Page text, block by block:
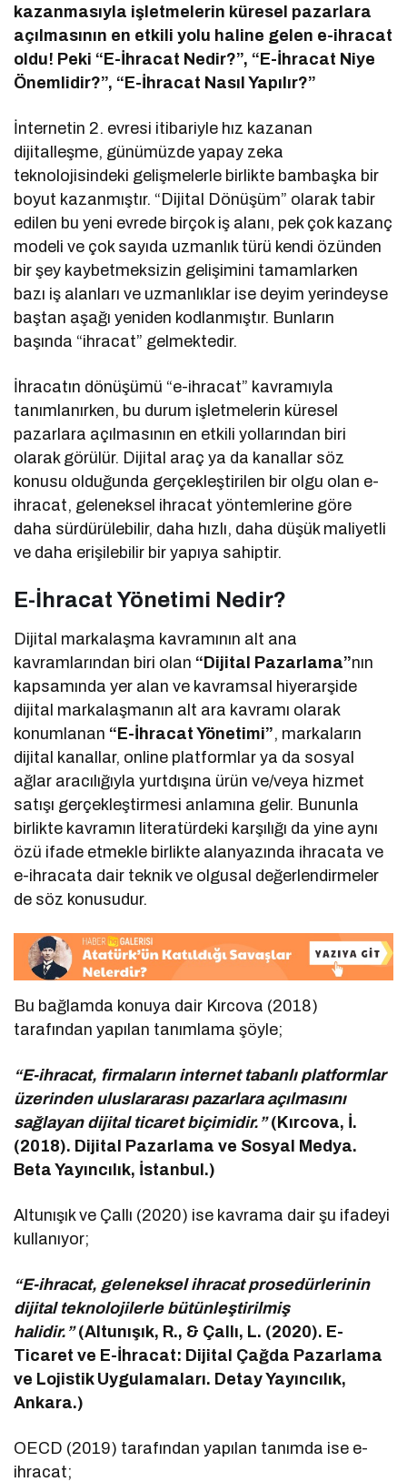
kazanmasıyla işletmelerin küresel pazarlara
açılmasının en etkili yolu haline gelen e-ihracat
oldu! Peki “E-İhracat Nedir?”, “E-İhracat Niye
Önemlidir?”, “E-İhracat Nasıl Yapılır?”
İnternetin 2. evresi itibariyle hız kazanan
dijitalleşme, günümüzde yapay zeka
teknolojisindeki gelişmelerle birlikte bambaşka bir
boyut kazanmıştır. “Dijital Dönüşüm” olarak tabir
edilen bu yeni evrede birçok iş alanı, pek çok kazanç
modeli ve çok sayıda uzmanlık türü kendi özünden
bir şey kaybetmeksizin gelişimini tamamlarken
bazı iş alanları ve uzmanlıklar ise deyim yerindeyse
baştan aşağı yeniden kodlanmıştır. Bunların
başında “ihracat” gelmektedir.
İhracatın dönüşümü “e-ihracat” kavramıyla
tanımlanırken, bu durum işletmelerin küresel
pazarlara açılmasının en etkili yollarından biri
olarak görülür. Dijital araç ya da kanallar söz
konusu olduğunda gerçekleştirilen bir olgu olan e-
ihracat, geleneksel ihracat yöntemlerine göre
daha sürdürülebilir, daha hızlı, daha düşük maliyetli
ve daha erişilebilir bir yapıya sahiptir.
E-İhracat Yönetimi Nedir?
Dijital markalaşma kavramının alt ana
kavramlarından biri olan “Dijital Pazarlama”nın
kapsamında yer alan ve kavramsal hiyerarşide
dijital markalaşmanın alt ara kavramı olarak
konumlanan “E-İhracat Yönetimi”, markaların
dijital kanallar, online platformlar ya da sosyal
ağlar aracılığıyla yurtdışına ürün ve/veya hizmet
satışı gerçekleştirmesi anlamına gelir. Bununla
birlikte kavramın literatürdeki karşılığı da yine aynı
özü ifade etmekle birlikte alanyazında ihracata ve
e-ihracata dair teknik ve olgusal değerlendirmeler
de söz konusudur.
Bu bağlamda konuya dair Kırcova (2018)
tarafından yapılan tanımlama şöyle;
“E-ihracat, firmaların internet tabanlı platformlar
üzerinden uluslararası pazarlara açılmasını
sağlayan dijital ticaret biçimidir.”(Kırcova, İ.
(2018). Dijital Pazarlama ve Sosyal Medya.
Beta Yayıncılık, İstanbul.)
Altunışık ve Çallı (2020) ise kavrama dair şu ifadeyi
kullanıyor;
“E-ihracat, geleneksel ihracat prosedürlerinin
dijital teknolojilerle bütünleştirilmiş
halidir.”(Altunışık, R., & Çallı, L. (2020). E-
Ticaret ve E-İhracat: Dijital Çağda Pazarlama
ve Lojistik Uygulamaları. Detay Yayıncılık,
Ankara.)
OECD (2019) tarafından yapılan tanımda ise e-
ihracat;